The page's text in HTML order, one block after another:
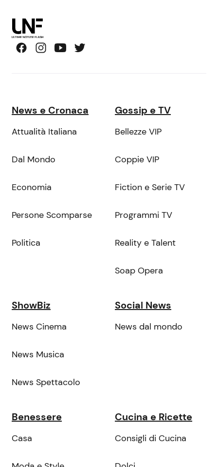
News e Cronaca
Attualità Italiana
Dal Mondo
Economia
Persone Scomparse
Politica
Gossip e TV
Bellezze VIP
Coppie VIP
Fiction e Serie TV
Programmi TV
Reality e Talent
Soap Opera
ShowBiz
News Cinema
News Musica
News Spettacolo
Social News
News dal mondo
Benessere
Casa
Cucina e Ricette
Consigli di Cucina